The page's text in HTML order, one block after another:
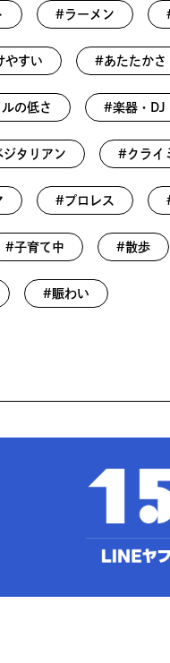
#ラーメン
やすい #あたたかさ
の低さ #楽器・DJ
タリアン #クライ
#プロレス
#子育て中 #散歩
#賑わい